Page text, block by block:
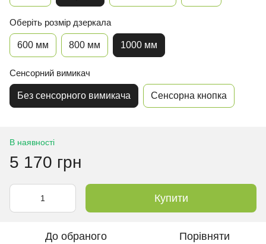
Оберіть розмір дзеркала
600 мм 800 мм 1000 мм
Сенсорний вимикач
Без сенсорного вимикача Сенсорна кнопка
В наявності
5 170 грн
Купити
До обраного Порівняти